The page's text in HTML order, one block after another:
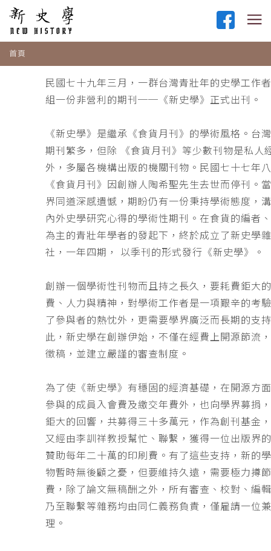
首頁
民國七十九年三月，一群台灣青壯年的史學工作
組一份非營利的期刊──《新史學》正式出刊。
《新史學》是繼承《食貨月刊》的學術風格。台
期刊繁多，但除 《食貨月刊》等少數刊物是私人
外，多屬各機構出版的機關刊物。民國七十七年
《食貨月刊》因創辦人陶希聖先生去世而停刊。
界同道深感遺憾，期盼仍有一份秉持學術態度，
內外史學研究心得的學術性期刊。在食貨的編者
為主的青壯年學者的發起下，終於成立了新史學
社，一年四期， 以季刊的形式發行《新史學》。
創辦一個學術性刊物而且持之長久，要耗費鉅大
費、人力與精神，對學術工作者是一項艱辛的考
了參與者的熱忱外，更需要學界廣泛而長期的支
此，新史學在創辦伊始，不僅在經費上開源節流
徵稿，並建立嚴謹的審查制度。
為了使《新史學》有穩固的經濟基礎，在開源方
參與的成員入會費及繳交年費外，也向學界募捐
鉅大的回響，共募得三十多萬元，作為創刊基金
又經由李訓祥教授幫忙、聯繫，獲得一位出版界
贊助每年二十萬的印刷費。有了這些支持，新的
物暫時無後顧之憂，但要維持久遠，需要極力撙
費，除了論文無稿酬之外，所有審查、校對、編
乃至聯繫等雜務均由同仁義務負責，僅雇請一位
理。